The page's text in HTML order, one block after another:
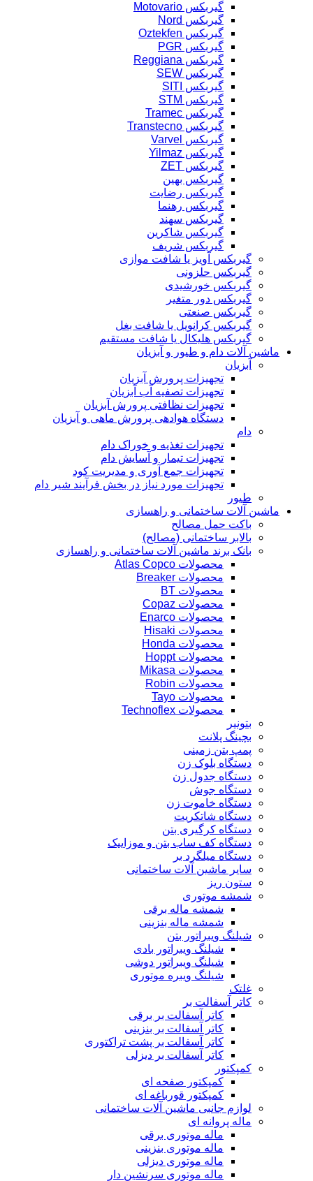
گیربکس Motovario
گیربکس Nord
گیربکس Oztekfen
گیربکس PGR
گیربکس Reggiana
گیربکس SEW
گیربکس SITI
گیربکس STM
گیربکس Tramec
گیربکس Transtecno
گیربکس Varvel
گیربکس Yilmaz
گیربکس ZET
گیربکس بهین
گیربکس رضایت
گیربکس رهنما
گیربکس سهند
گیربکس شاکرین
گیربکس شریف
گیربکس آویز یا شافت موازی
گیربکس حلزونی
گیربکس خورشیدی
گیربکس دور متغیر
گیربکس صنعتی
گیربکس کرانویل یا شافت بغل
گیربکس هلیکال یا شافت مستقیم
ماشین آلات دام و طیور و آبزیان
آبزیان
تجهیزات پرورش آبزیان
تجهیزات تصفیه آب آبزیان
تجهیزات نظافتی پرورش آبزیان
دستگاه هوادهی پرورش ماهی و آبزیان
دام
تجهیزات تغذیه و خوراک دام
تجهیزات تیمار و آسایش دام
تجهیزات جمع آوری و مدیریت کود
تجهیزات مورد نیاز در بخش فرآیند شیر دام
طیور
ماشین آلات ساختمانی و راهسازی
باکت حمل مصالح
بالابر ساختمانی (مصالح)
بانک برند ماشین آلات ساختمانی و راهسازی
محصولات Atlas Copco
محصولات Breaker
محصولات BT
محصولات Copaz
محصولات Enarco
محصولات Hisaki
محصولات Honda
محصولات Hoppt
محصولات Mikasa
محصولات Robin
محصولات Tayo
محصولات Technoflex
بتونیر
بچینگ پلانت
پمپ بتن زمینی
دستگاه بلوک زن
دستگاه جدول زن
دستگاه جوش
دستگاه خاموت زن
دستگاه شاتکریت
دستگاه کرگیری بتن
دستگاه کف ساب بتن و موزاییک
دستگاه میلگرد بر
سایر ماشین آلات ساختمانی
ستون ریز
شمشه موتوری
شمشه ماله برقی
شمشه ماله بنزینی
شیلنگ ویبراتور بتن
شیلنگ ویبراتور بادی
شیلنگ ویبراتور دوشی
شیلنگ ویبره موتوری
غلتک
کاتر آسفالت بر
کاتر آسفالت بر برقی
کاتر آسفالت بر بنزینی
کاتر آسفالت بر پشت تراکتوری
کاتر آسفالت بر دیزلی
کمپکتور
کمپکتور صفحه ای
کمپکتور قورباغه ای
لوازم جانبی ماشین آلات ساختمانی
ماله پروانه ای
ماله موتوری برقی
ماله موتوری بنزینی
ماله موتوری دیزلی
ماله موتوری سرنشین دار